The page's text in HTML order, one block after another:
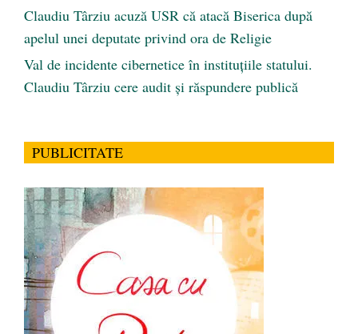
Claudiu Târziu acuză USR că atacă Biserica după
apelul unei deputate privind ora de Religie
Val de incidente cibernetice în instituțiile statului.
Claudiu Târziu cere audit și răspundere publică
PUBLICITATE